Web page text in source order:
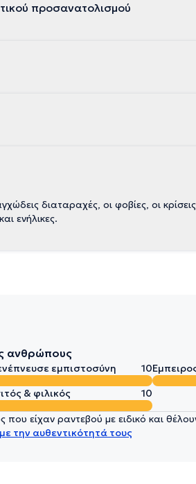
προσανατολισμού
διαταραχές, οι φοβίες, οι
ενήλικες.
ανθρώπους
εμπιστοσύνη 10
& φιλικός 10
είχαν ραντεβού με ειδικό και
την αυθεντικότητά τους